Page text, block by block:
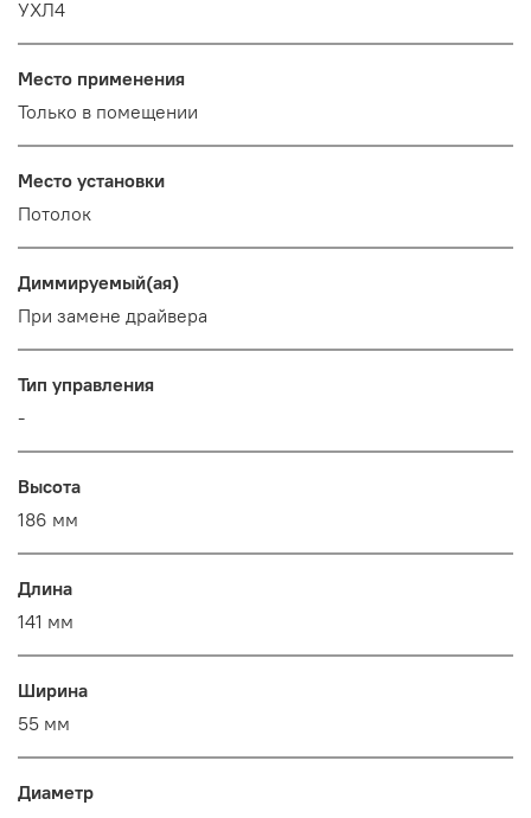
УХЛ4
Место применения
Только в помещении
Место установки
Потолок
Диммируемый(ая)
При замене драйвера
Тип управления
-
Высота
186 мм
Длина
141 мм
Ширина
55 мм
Диаметр